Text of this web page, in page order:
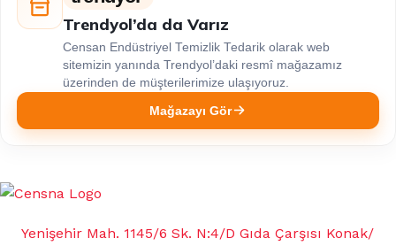
Trendyol’da da Varız
Censan Endüstriyel Temizlik Tedarik olarak web
sitemizin yanında Trendyol’daki resmî mağazamız
üzerinden de müşterilerimize ulaşıyoruz.
Mağazayı Gör
Yenişehir Mah. 1145/6 Sk. N:4/D Gıda Çarşısı Konak/